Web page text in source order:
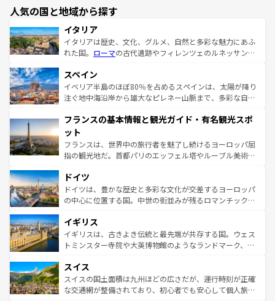
人気の国と地域から探す
イタリア
イタリアは歴史、文化、グルメ、自然と多彩な魅力にあふ
れた国。 ローマの古代遺跡やフィレンツェのルネッサンス
ろん、トスカーナの美しい田園風景やアマルフィ海岸の絶
景など、自然景観も見逃せない。観光の合間には、本場の
ピザやパスタなど、絶品のイタリア料理を堪能することも
ませてくれるイタリアで、忘れられない旅をしてみよう！
なお、新着のイタリア情報は
しい。
スペイン
イベリア半島のほぼ80％を占めるスペインは、太陽が降り
注ぐ地中海沿岸から雄大なピレネー山脈まで、多彩な自然
文化が根付くこの国では、情熱的なフラメンコ、熱気あふ
れる闘牛、そして美味しいタパスが生活の一部となってい
る。首都マドリードの洗練された雰囲気や、バルセロナの
アートに溢れた街角から、地方では古代ローマ遺跡や中世
せる。地方によって風土や気候が異なるスペインはその個
性で訪れる人を魅了する。 なお、新着のスペイン情報は コ
ンテンツ一覧を参照してほしい。
フランスの基本情報と観光ガイド・有名観光スポ
ット
フランスは、世界中の旅行者を魅了し続けるヨーロッパ屈
指の観光地だ。首都パリのエッフェル塔やルーブル美術館
で、幅広い魅力が詰まっている。華麗な宮殿、歴史的な大
聖堂、美しいビーチ、そして豊かな自然が、訪れる者を心
から魅了する。また、フランスは美食の国としても知ら
いる。シャンパンの発祥地であるランス、プロヴァンスの
香り高いラベンダー畑など、多彩な楽しみ方が可能だ。さ
らに、パリ以外の地域にも魅力が溢れており、どの街角に
れる地方に足を運ぶとそれぞれで全く異なる文化を体験で
きるだろう。 なお、新着のフランス情報はコンテンツ一覧
を参照してほしい。
ドイツ
ドイツは、豊かな歴史と多彩な文化が交差するヨーロッパ
の中心に位置する国。中世の街並みが残るロマンチック街
顔を持つこの国は、どこを歩いても飽きることがない。ベ
ルリンの文化的活気、バイエルン州のアルプスの絶景、そ
してライン川沿いのワイン畑といった風景は必見。ビール
は、お酒好きな人にはぜひ体験してほしい。 なお、新着の
ドイツ情報はコンテンツ一覧を参照してほしい。
イギリス
イギリスは、古きよき伝統と最先端が共存する国。ウェス
トミンスター寺院や大英博物館のようなランドマーク、歴
リアごとに異なる魅力がある。また、優雅なアフタヌーン
ティー、ビール好きにはたまらない英国パブ、サッカー観
戦など、本場だからこそできる体験も豊富。イギリスを旅
スイス
スイスの国土面積は九州ほどの広さだが、運行時刻が正確
な交通網が整備されており、初心者でも安心して個人旅行